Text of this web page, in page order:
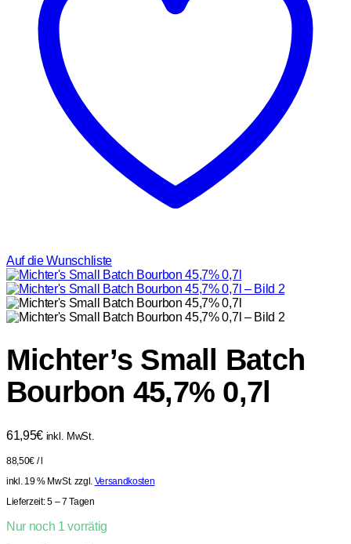
Auf die Wunschliste
Michter’s Small Batch
Bourbon 45,7% 0,7l
61,95€ inkl. MwSt.
88,50€ /l
inkl. 19 % MwSt. zzgl. Versandkosten
Lieferzeit:5 – 7 Tagen
Nur noch 1 vorrätig